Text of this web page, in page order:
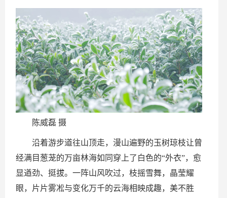
陈威磊 摄
沿着游步道往山顶走，漫山遍野的玉树琼枝让曾
经满目葱茏的万亩林海如同穿上了白色的“外衣”，愈
显遒劲、挺拔。一阵山风吹过，枝摇雪舞，晶莹耀
眼，片片雾凇与变化万千的云海相映成趣，美不胜